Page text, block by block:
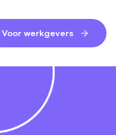
Voor werkgevers